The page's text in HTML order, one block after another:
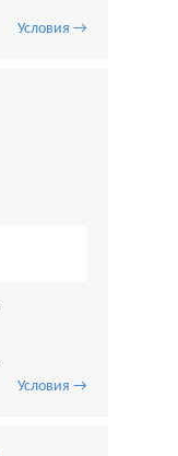
Условия →
Условия →